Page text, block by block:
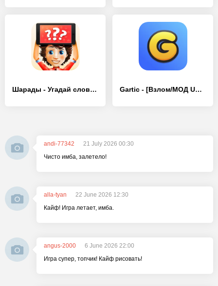
Шарады - Угадай слово - [Взлом/МОД Бесконечные деньги] Gartic - [Взлом/МОД Unlocked]
andi-77342
21 July 2026 00:30
Чисто имба, залетело!
alla-tyan
22 June 2026 12:30
Кайф! Игра летает, имба.
angus-2000
6 June 2026 22:00
Игра супер, топчик! Кайф рисовать!